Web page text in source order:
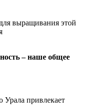
выращивания этой
– наше общее
привлекает